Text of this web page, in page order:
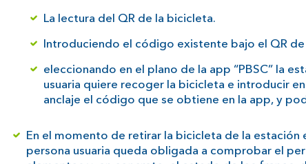
La lectura del QR de la bicicleta.
Introduciendo el código existente bajo el QR de
eleccionando en el plano de la app “PBSC” la
usuaria quiere recoger la bicicleta e introducir
anclaje el código que se obtiene en la app, y
En el momento de retirar la bicicleta de la estación
persona usuaria queda obligada a comprobar el